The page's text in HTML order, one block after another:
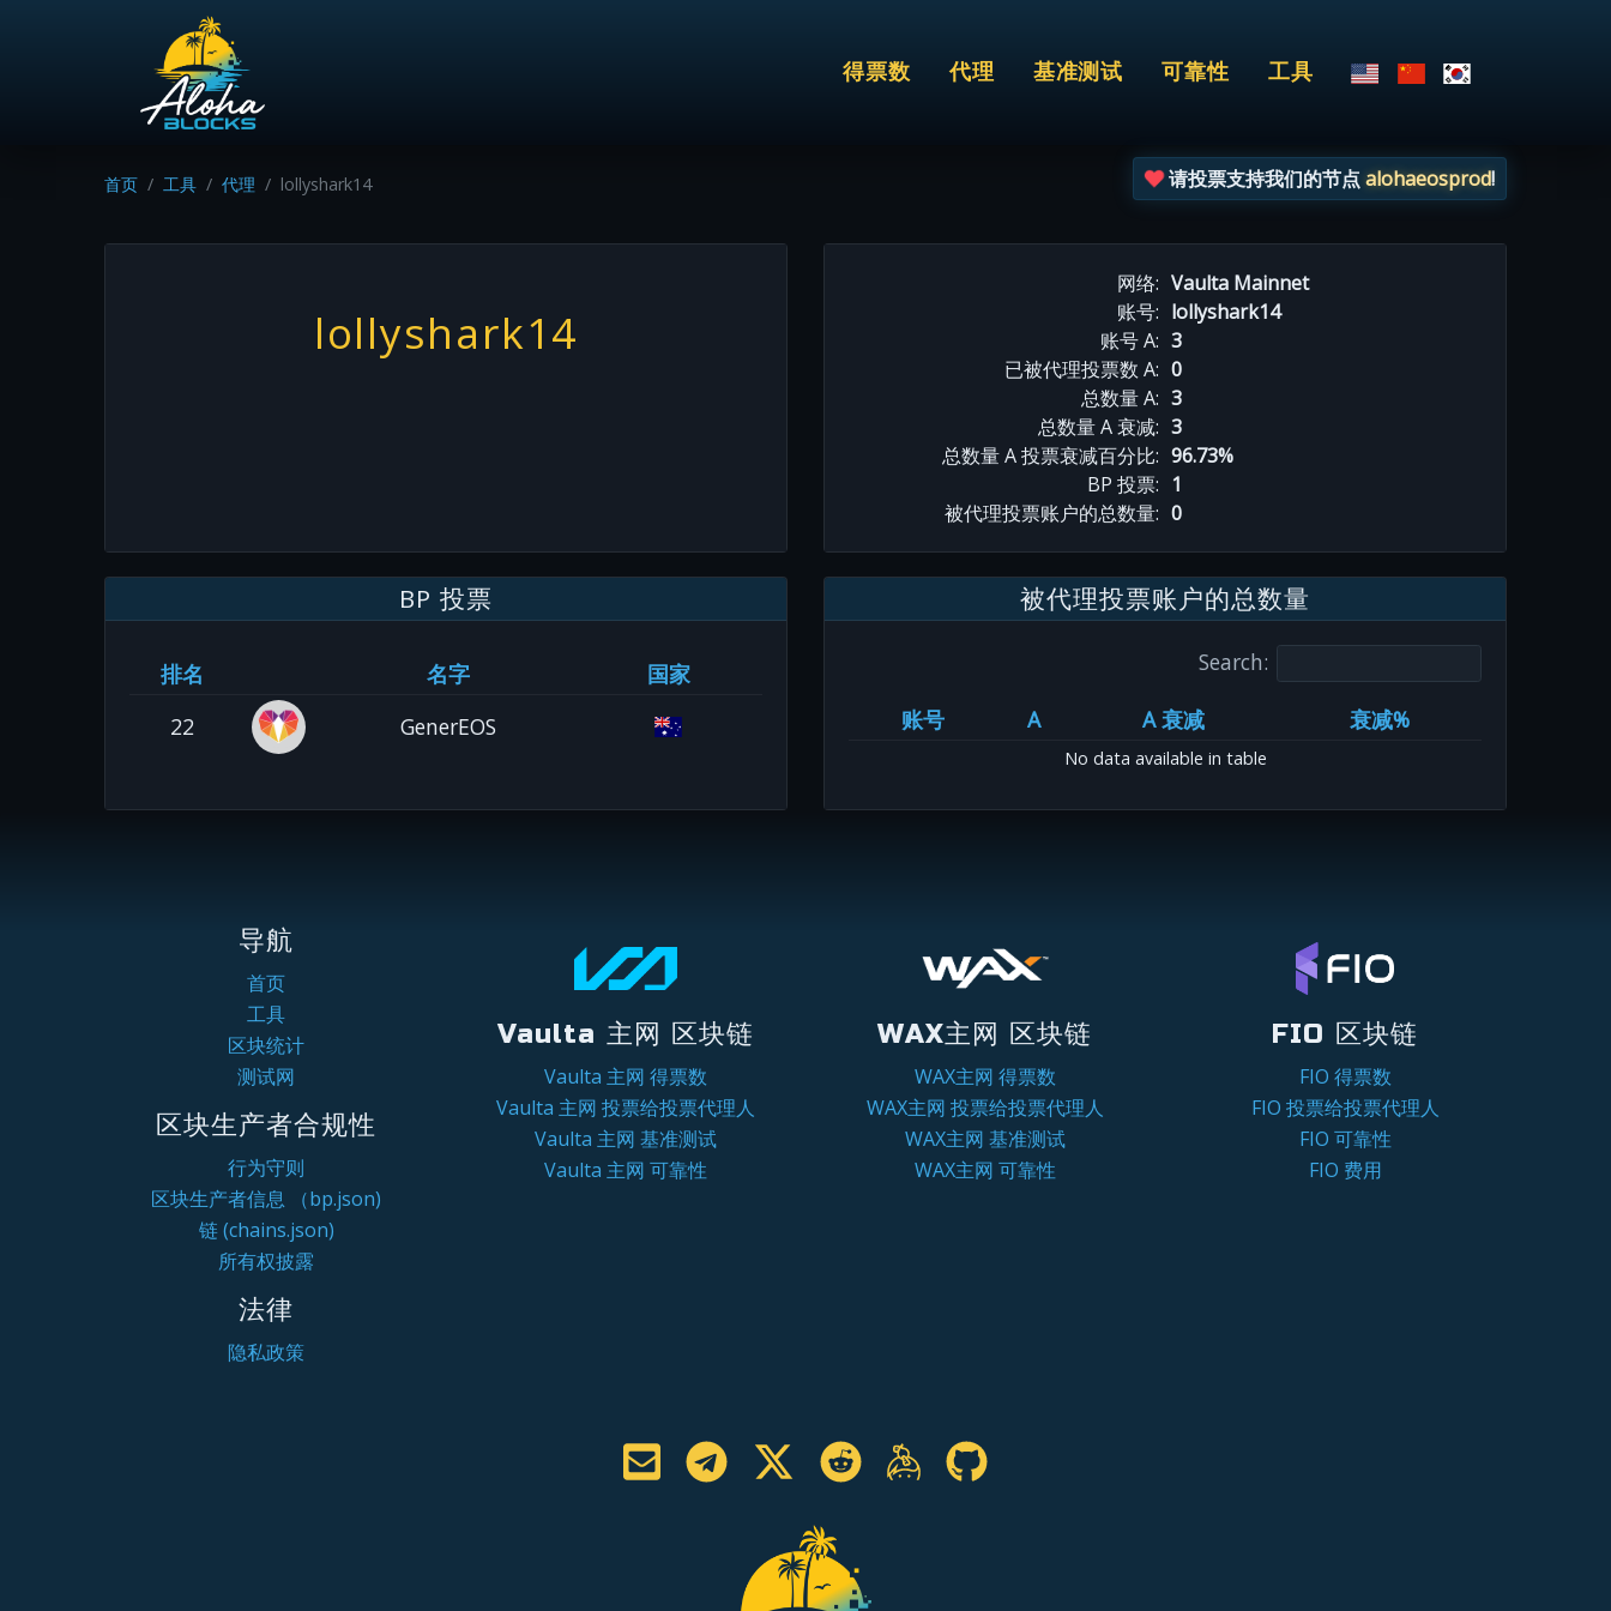
得票数 代理 基准测试 可靠性 工具
首页 工具 代理 lollyshark14 请投票支持我们的节点alohaeosprod!
lollyshark14
网络: Vaulta Mainnet
账号: lollyshark14
账号 A: 3
已被代理投票数 A: 0
总数量 A: 3
总数量 A 衰减: 3
总数量 A 投票衰减百分比: 96.73%
BP 投票: 1
被代理投票账户的总数量: 0
BP 投票
排名 名字
国家
22
GenerEOS
被代理投票账户的总数量
Search:
账号
A A 衰减 衰减%
No data available in table
导航
首页
工具
区块统计
测试网
区块生产者合规性
行为守则
区块生产者信息 （bp.json)
链 (chains.json)
所有权披露
法律
隐私政策
Vaulta 主网 区块链
Vaulta 主网 得票数
Vaulta 主网 投票给投票代理人
Vaulta 主网 基准测试
Vaulta 主网 可靠性
WAX主网 区块链
WAX主网 得票数
WAX主网 投票给投票代理人
WAX主网 基准测试
WAX主网 可靠性
FIO 区块链
FIO 得票数
FIO 投票给投票代理人
FIO 可靠性
FIO 费用